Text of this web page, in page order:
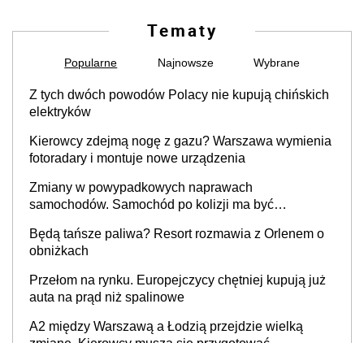
Tematy
Popularne Najnowsze Wybrane
Z tych dwóch powodów Polacy nie kupują chińskich
elektryków
Kierowcy zdejmą nogę z gazu? Warszawa wymienia
fotoradary i montuje nowe urządzenia
Zmiany w powypadkowych naprawach
samochodów. Samochód po kolizji ma być
producenta
Będą tańsze paliwa? Resort rozmawia z Orlenem o
obniżkach
Przełom na rynku. Europejczycy chętniej kupują już
auta na prąd niż spalinowe
A2 między Warszawą a Łodzią przejdzie wielką